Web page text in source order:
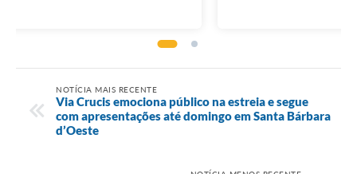
NOTÍCIA MAIS RECENTE
Via Crucis emociona público na estreia e segue
com apresentações até domingo em Santa Bárbara
d’Oeste